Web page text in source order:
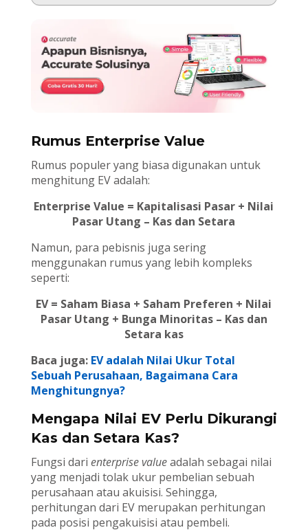
Rumus Enterprise Value
Rumus populer yang biasa digunakan untuk
menghitung EV adalah:
Enterprise Value = Kapitalisasi Pasar + Nilai
Pasar Utang – Kas dan Setara
Namun, para pebisnis juga sering
menggunakan rumus yang lebih kompleks
seperti:
EV = Saham Biasa + Saham Preferen + Nilai
Pasar Utang + Bunga Minoritas – Kas dan
Setara kas
Baca juga: EV adalah Nilai Ukur Total
Sebuah Perusahaan, Bagaimana Cara
Menghitungnya?
Mengapa Nilai EV Perlu Dikurangi
Kas dan Setara Kas?
Fungsi dari enterprise valueadalah sebagai nilai
yang menjadi tolak ukur pembelian sebuah
perusahaan atau akuisisi. Sehingga,
perhitungan dari EV merupakan perhitungan
pada posisi pengakuisisi atau pembeli.